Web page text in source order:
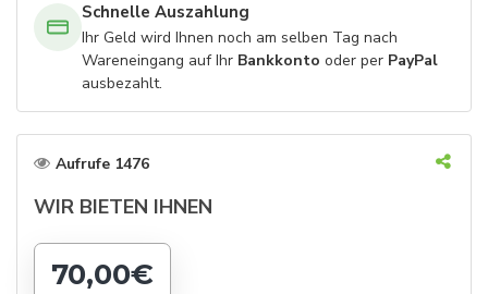
Schnelle Auszahlung
Ihr Geld wird Ihnen noch am selben Tag nach
Wareneingang auf Ihr Bankkonto oder per PayPal
ausbezahlt.
WIR BIETEN IHNEN
70,00€
Aufrufe 1476